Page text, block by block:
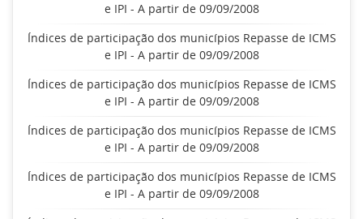
e IPI - A partir de 09/09/2008
Índices de participação dos municípios Repasse de ICMS
e IPI - A partir de 09/09/2008
Índices de participação dos municípios Repasse de ICMS
e IPI - A partir de 09/09/2008
Índices de participação dos municípios Repasse de ICMS
e IPI - A partir de 09/09/2008
Índices de participação dos municípios Repasse de ICMS
e IPI - A partir de 09/09/2008